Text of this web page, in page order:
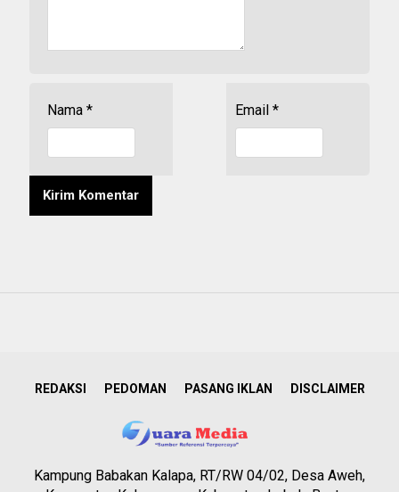
Nama * Email *
REDAKSI PEDOMAN PASANG IKLAN DISCLAIMER
Kampung Babakan Kalapa, RT/RW 04/02, Desa Aweh,